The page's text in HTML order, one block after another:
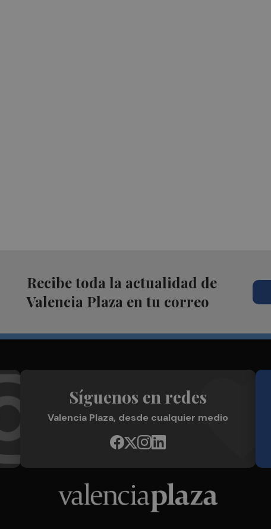
Recibe toda la actualidad de
Valencia Plaza en tu correo
Síguenos en redes
Valencia Plaza, desde cualquier medio